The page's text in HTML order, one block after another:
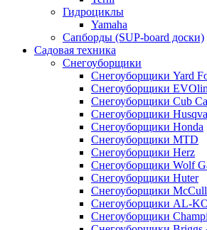
Гидроциклы
Yamaha
Сапборды (SUP-board доски)
Садовая техника
Снегоуборщики
Снегоуборщики Yard
Снегоуборщики
Снегоуборщики Cub
Снегоуборщики
Снегоуборщики Honda
Снегоуборщики MTD
Снегоуборщики Herz
Снегоуборщики Wolf
Снегоуборщики Huter
Снегоуборщики
Снегоуборщики AL-
Снегоуборщики